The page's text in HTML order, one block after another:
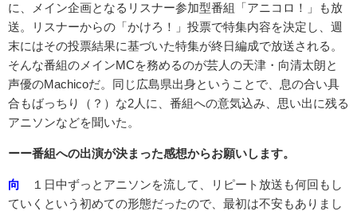
に、メイン企画となるリスナー参加型番組「アニコロ！」も放
送。リスナーからの「かけろ！」投票で特集内容を決定し、週
末にはその投票結果に基づいた特集が終日編成で放送される。
そんな番組のメインMCを務めるのが芸人の天津・向清太朗と
声優のMachicoだ。同じ広島県出身ということで、息の合い具
合もばっちり（？）な2人に、番組への意気込み、思い出に残る
アニソンなどを聞いた。
ーー番組への出演が決まった感想からお願いします。
向 １日中ずっとアニソンを流して、リピート放送も何回もし
ていくという初めての形態だったので、最初は不安もありまし